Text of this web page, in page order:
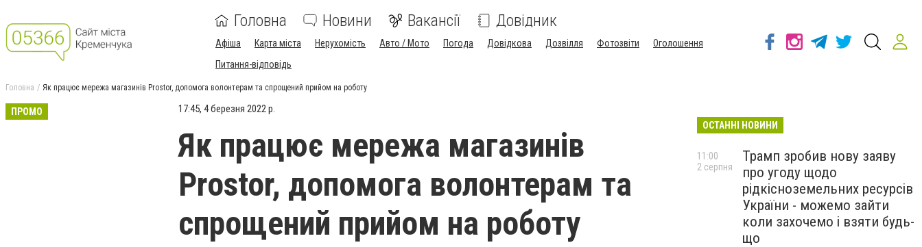
Головна Новини Вакансії Довідник
Афіша Карта міста Нерухомість Авто / Мото Погода Довідкова Дозвілля Фотозвіти
Оголошення
Питання-відповідь
Головна Як працює мережа магазинів Prostor, допомога волонтерам та спрощений прийом на роботу
ПРОМО 17:45, 4 березня 2022 р.
Як працює мережа магазинів
Prostor, допомога волонтерам та
спрощений прийом на роботу
ОСТАННІ НОВИНИ
Трамп зробив нову заяву
про угоду щодо
рідкісноземельних ресурсів
України - можемо зайти
коли захочемо і взяти будь-
що
11:00
2 серпня